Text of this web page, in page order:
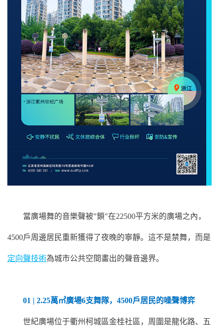
當廣場舞的音樂聲被"鎖"在22500平方米的廣場之內，
4500戶周邊居民重新獲得了夜晚的寧靜。這不是禁舞，而是
定向聲技術為城市公共空間畫出的聲音邊界。
01 | 2.25萬㎡廣場6支舞隊，4500戶居民的噪聲博弈
世紀廣場位于衢州柯城區金桂社區，周圍是龍化路、五